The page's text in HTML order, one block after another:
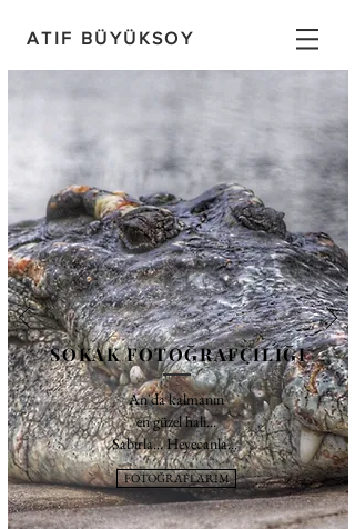
ATIF BÜYÜKSOY
Geçmişte hiçbir şey
olmadı, hepsi Şimdi’de
gerçekleşti. Gelecekte
hiçbir şey olmayacak, hepsi
Şimdi’de gerçekleşecek.
Eckhart Tolle
ÇÖLYAK HASTALIĞI
Glutensiz Hayat
SOKAK FOTOĞRAFÇILIĞI
An'da kalmanın
en güzel hali...
Sabırla... Heyecanla...
FOTOĞRAFLARIM